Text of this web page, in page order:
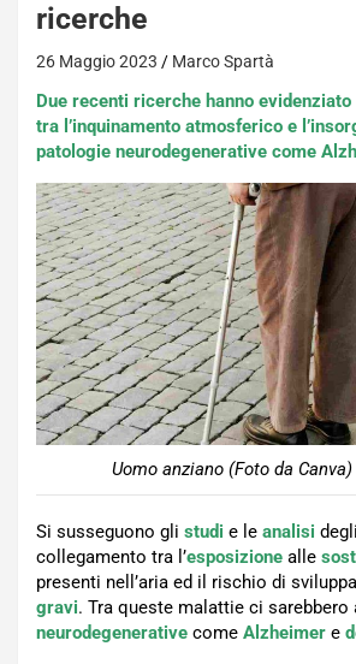
ricerche
26 Maggio 2023 Marco Spartà
Due recenti ricerche hanno
tra l’inquinamento atmosferico e
patologie neurodegenerative come
Uomo anziano (Foto da
Si susseguono gli studi e le analisi degli
collegamento tra l’esposizione alle
presenti nell’aria ed il rischio di
gravi. Tra queste malattie ci sarebbero
neurodegenerative come Alzheimer e